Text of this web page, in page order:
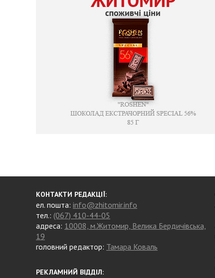
КОНТАКТИ РЕДАКЦІЇ:
ел. пошта: info@zhitomir.info
тел.: (067) 410-44-05
адреса: 10008, м.Житомир, Велика Бердичівська,
19
головний редактор: Тамара Коваль
РЕКЛАМНИЙ ВІДДІЛ: